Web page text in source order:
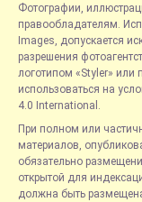
Фотографии,
правообладателям.
Images, допускается
разрешения
логотипом «Styler» или
использоваться на
4.0 International.
При полном или
материалов,
обязательно
открытой для
должна быть